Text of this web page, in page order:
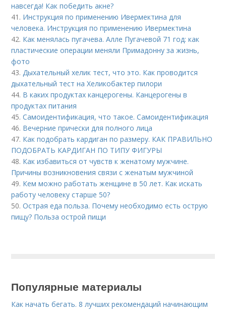
навсегда! Как победить акне?
41. Инструкция по применению Ивермектина для
человека. Инструкция по применению Ивермектина
42. Как менялась пугачева. Алле Пугачевой 71 год: как
пластические операции меняли Примадонну за жизнь,
фото
43.Дыхательный хелик тест, что это. Как проводится
дыхательный тест на Хеликобактер пилори
44. В каких продуктах канцерогены. Канцерогены в
продуктах питания
45.Самоидентификация, что такое. Самоидентификация
46. Вечерние прически для полного лица
47. Как подобрать кардиган по размеру. КАК ПРАВИЛЬНО
ПОДОБРАТЬ КАРДИГАН ПО ТИПУ ФИГУРЫ
48. Как избавиться от чувств к женатому мужчине.
Причины возникновения связи с женатым мужчиной
49. Кем можно работать женщине в 50 лет. Как искать
работу человеку старше 50?
50.Острая еда польза. Почему необходимо есть острую
пищу? Польза острой пищи
Популярные материалы
Как начать бегать. 8 лучших рекомендаций начинающим